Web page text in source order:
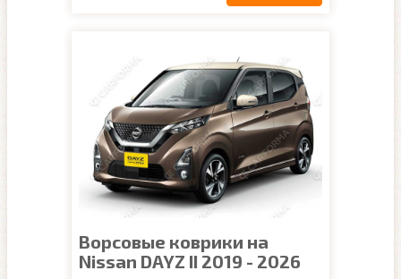
Ворсовые коврики на
Nissan DAYZ II 2019 - 2026